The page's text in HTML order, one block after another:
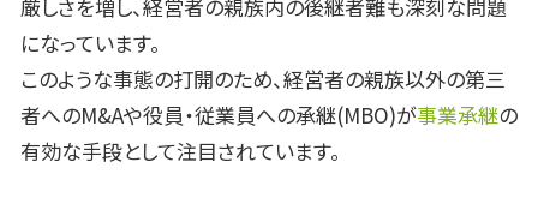
厳しさを増し、経営者の親族内の後継者難も深刻な問題
になっています。
このような事態の打開のため、経営者の親族以外の第三
者へのM&Aや役員・従業員への承継(MBO)が事業承継の
有効な手段として注目されています。